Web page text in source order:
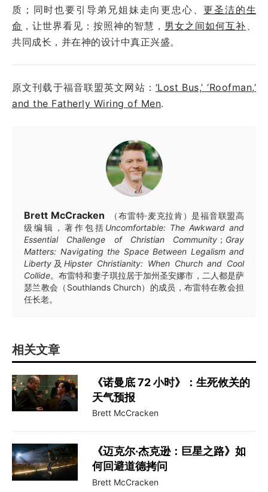
质；同时也要引导弟兄姐妹走向更忠心、更圣洁的生
命 ，让世界看见：按照神的智慧， 男女之间如何互补
共同成长，并在神的设计中真正兴盛。
原文刊载于福音联盟英文网站： ‘Lost Bus,’ ‘Roofman,’
and the Fatherly Wiring of Men.
Brett McCracken
（布雷特·麦克拉肯）是福音联盟高
级编辑，著作包括 Uncomfortable: The Awkward and
Essential Challenge of Christian Community ； Gray
Matters: Navigating the Space Between Legalism and
Liberty 及Hipster Christianity: When Church and Cool
Collide。布雷特和妻子琪拉居于加州圣安娜市，二人都是萨
瑟兰教会（Southlands Church）的成员，布雷特在教会担
任长老。
相关文章
《诺曼底 72 小时》：生死攸关的
天气预报
Brett McCracken
《迈克尔·杰克逊：巨星之路》如
何回避道德拷问
Brett McCracken